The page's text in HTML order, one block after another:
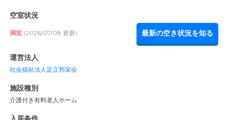
空室状況
満室 (2026/07/08 更新) 最新の空き状況を知る
運営法人
社会福祉法人足立邦栄会
施設種別
介護付き有料老人ホーム